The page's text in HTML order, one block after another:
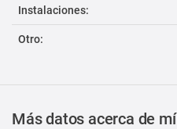
Instalaciones:
Otro:
Más datos acerca de mí